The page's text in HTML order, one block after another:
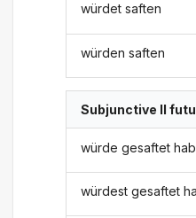
würdet saften
würden saften
Subjunctive II
würde gesaftet
würdest gesaftet